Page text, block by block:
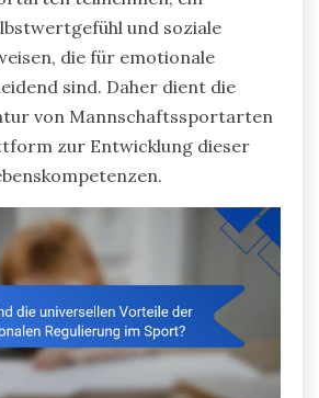
und soziale
die für emotionale
sind. Daher dient die
von Mannschaftssportarten
zur Entwicklung dieser